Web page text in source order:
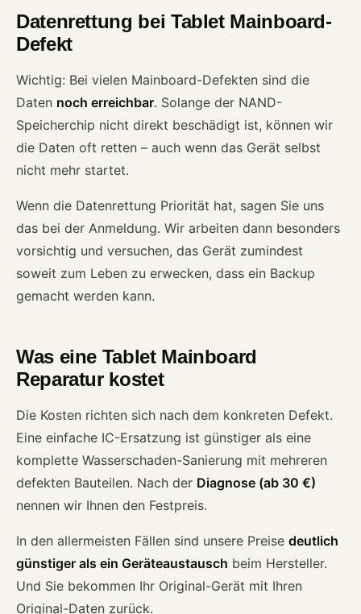
Datenrettung bei Tablet Mainboard-
Defekt
Wichtig: Bei vielen Mainboard-Defekten sind die
Daten noch erreichbar. Solange der NAND-
Speicherchip nicht direkt beschädigt ist, können wir
die Daten oft retten – auch wenn das Gerät selbst
nicht mehr startet.
Wenn die Datenrettung Priorität hat, sagen Sie uns
das bei der Anmeldung. Wir arbeiten dann besonders
vorsichtig und versuchen, das Gerät zumindest
soweit zum Leben zu erwecken, dass ein Backup
gemacht werden kann.
Was eine Tablet Mainboard
Reparatur kostet
Die Kosten richten sich nach dem konkreten Defekt.
Eine einfache IC-Ersatzung ist günstiger als eine
komplette Wasserschaden-Sanierung mit mehreren
defekten Bauteilen. Nach der Diagnose (ab 30 €)
nennen wir Ihnen den Festpreis.
In den allermeisten Fällen sind unsere Preise deutlich
günstiger als ein Geräteaustausch beim Hersteller.
Und Sie bekommen Ihr Original-Gerät mit Ihren
Original-Daten zurück.